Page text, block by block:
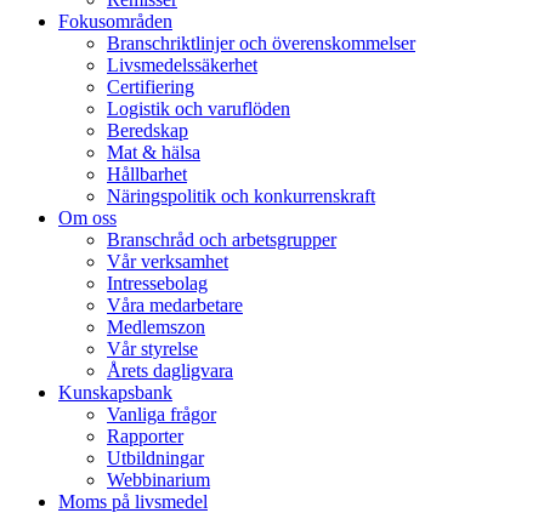
Fokusområden
Branschriktlinjer och överenskommelser
Livsmedelssäkerhet
Certifiering
Logistik och varuflöden
Beredskap
Mat & hälsa
Hållbarhet
Näringspolitik och konkurrenskraft
Om oss
Branschråd och arbetsgrupper
Vår verksamhet
Intressebolag
Våra medarbetare
Medlemszon
Vår styrelse
Årets dagligvara
Kunskapsbank
Vanliga frågor
Rapporter
Utbildningar
Webbinarium
Moms på livsmedel